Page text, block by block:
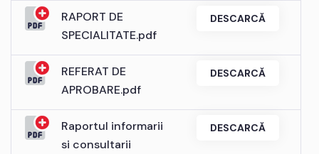
RAPORT DE
SPECIALITATE.pdf
DESCARCĂ
REFERAT DE
APROBARE.pdf
DESCARCĂ
Raportul informarii
si consultarii
DESCARCĂ